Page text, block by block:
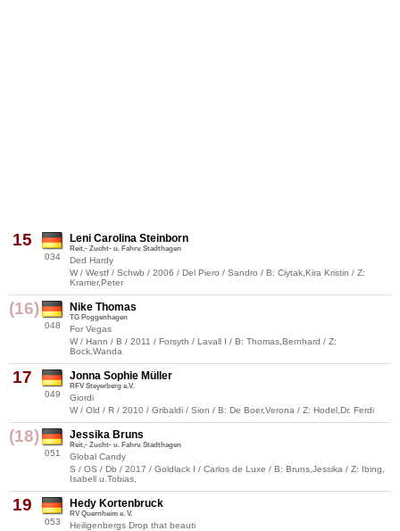
15
034
Leni Carolina Steinborn
Reit,- Zucht- u. Fahrv. Stadthagen
Ded Hardy
W / Westf / Schwb / 2006 / Del Piero / Sandro / B: Ciytak,Kira Kristin / Z:
Kramer,Peter
(16)
048
Nike Thomas
TG Poggenhagen
For Vegas
W / Hann / B / 2011 / Forsyth / Lavall I / B: Thomas,Bernhard / Z:
Bock,Wanda
17
049
Jonna Sophie Müller
RFV Steyerberg e.V.
Giordi
W / Old / R / 2010 / Gribaldi / Sion / B: De Boer,Verona / Z: Hodel,Dr. Ferdi
(18)
051
Jessika Bruns
Reit,- Zucht- u. Fahrv. Stadthagen
Global Candy
S / OS / Db / 2017 / Goldlack I / Carlos de Luxe / B: Bruns,Jessika / Z: Ibing,
Isabell u.Tobias,
19
053
Hedy Kortenbruck
RV Quernheim e. V.
Heiligenbergs Drop that beauti